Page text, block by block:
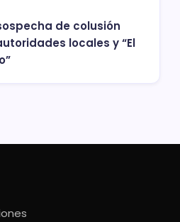
de colusión
locales y “El